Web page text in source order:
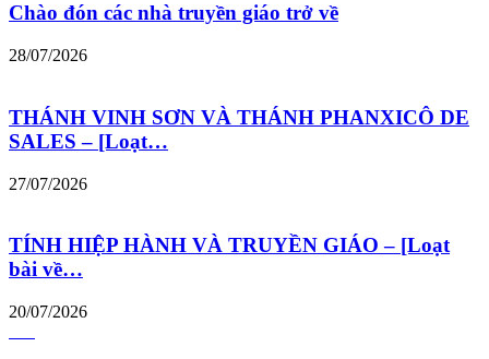
Chào đón các nhà truyền giáo trở về
28/07/2026
THÁNH VINH SƠN VÀ THÁNH PHANXICÔ DE
SALES – [Loạt…
27/07/2026
TÍNH HIỆP HÀNH VÀ TRUYỀN GIÁO – [Loạt
bài về…
20/07/2026